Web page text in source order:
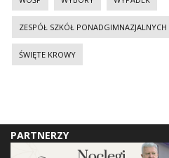
ZESPÓŁ SZKÓŁ PONADGIMNAZJALNYCH
ŚWIĘTE KROWY
PARTNERZY